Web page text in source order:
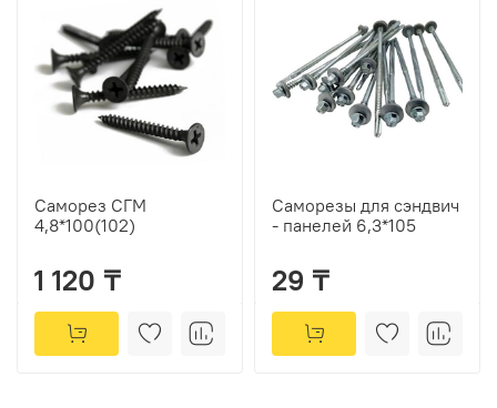
Саморез СГМ
4,8*100(102)
1 120 ₸
Саморезы для сэндвич
- панелей 6,3*105
29 ₸